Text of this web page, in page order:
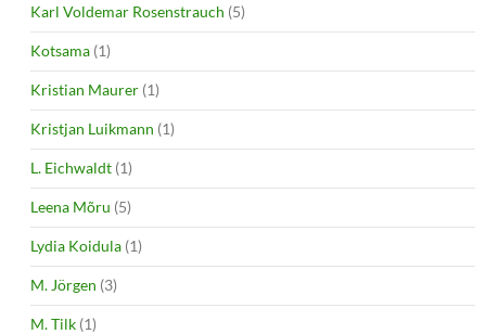
Karl Voldemar Rosenstrauch (5)
Kotsama (1)
Kristian Maurer (1)
Kristjan Luikmann (1)
L. Eichwaldt (1)
Leena Mõru (5)
Lydia Koidula (1)
M. Jörgen (3)
M. Tilk (1)